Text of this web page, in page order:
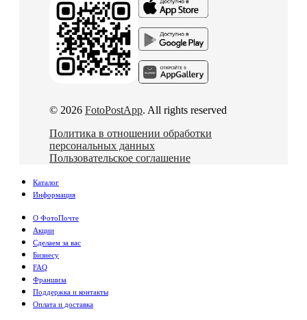
© 2026 FotoPostApp. All rights reserved
Политика в отношении обработки
персональных данных
Пользовательское соглашение
Каталог
Информация
О ФотоПочте
Акции
Сделаем за вас
Бизнесу
FAQ
Франшиза
Поддержка и контакты
Оплата и доставка